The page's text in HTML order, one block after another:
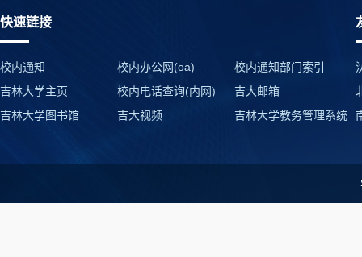
快速链接
校内通知 校内办公网(oa)
校内通知部门索引
吉林大学主页
校内电话查询(内网)
吉大邮箱
吉林大学图书馆
吉大视频 吉林大学教务管理系统